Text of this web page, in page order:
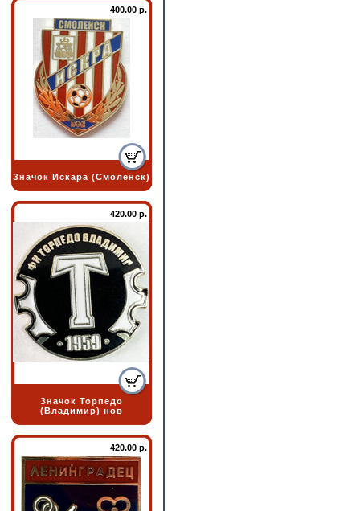
400.00 р.
Значок Искара (Смоленск)
420.00 р.
Значок Торпедо
(Владимир) нов
420.00 р.